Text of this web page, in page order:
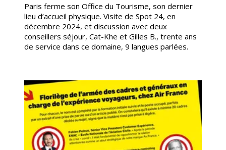
Paris ferme son Office du Tourisme, son dernier
lieu d’accueil physique. Visite de Spot 24, en
décembre 2024, et discussion avec deux
conseillers séjour, Cat-Khe et Gilles B., trente ans
de service dans ce domaine, 9 langues parlées.